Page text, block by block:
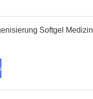
Softgel Medizin